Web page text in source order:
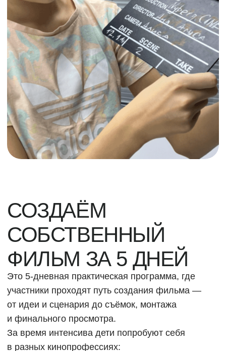
СОЗДАЁМ
СОБСТВЕННЫЙ
ФИЛЬМ ЗА 5 ДНЕЙ
Это 5-дневная практическая программа, где
участники проходят путь создания фильма —
от идеи и сценария до съёмок, монтажа
и финального просмотра.
За время интенсива дети попробуют себя
в разных кинопрофессиях:
сценарист;
режиссёр;
оператор;
актёр;
кинопроекта.